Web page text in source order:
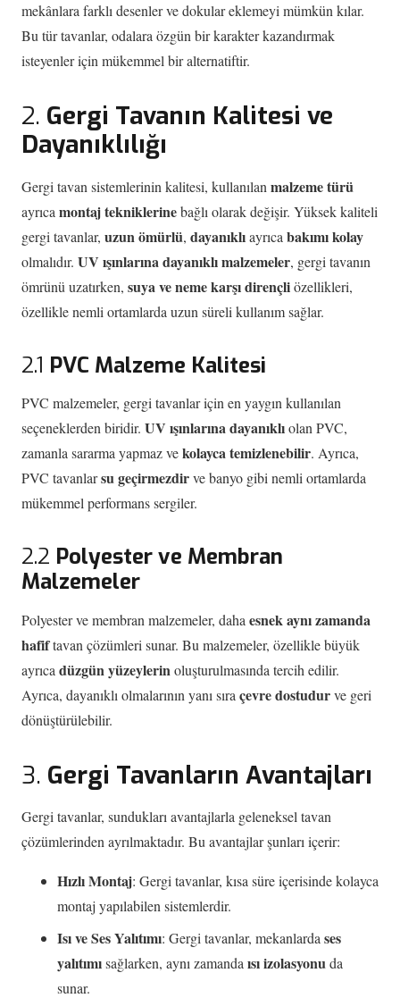
mekânlara farklı desenler ve dokular eklemeyi mümkün kılar.
Bu tür tavanlar, odalara özgün bir karakter kazandırmak
isteyenler için mükemmel bir alternatiftir.
2. Gergi Tavanın Kalitesi ve
Dayanıklılığı
Gergi tavan sistemlerinin kalitesi, kullanılan malzeme türü
ayrıca montaj tekniklerinebağlı olarak değişir. Yüksek kaliteli
gergi tavanlar, uzun ömürlü, dayanıklıayrıca bakımı kolay
olmalıdır. UV ışınlarına dayanıklı malzemeler, gergi tavanın
ömrünü uzatırken, suya ve neme karşı dirençliözellikleri,
özellikle nemli ortamlarda uzun süreli kullanım sağlar.
2.1 PVC Malzeme Kalitesi
PVC malzemeler, gergi tavanlar için en yaygın kullanılan
seçeneklerden biridir. UV ışınlarına dayanıklıolan PVC,
zamanla sararma yapmaz vekolayca temizlenebilir. Ayrıca,
PVC tavanlarsu geçirmezdirve banyo gibi nemli ortamlarda
mükemmel performans sergiler.
2.2 Polyester ve Membran
Malzemeler
Polyester ve membran malzemeler, daha esnek aynı zamanda
hafiftavan çözümleri sunar. Bu malzemeler, özellikle büyük
ayrıca düzgün yüzeylerin oluşturulmasında tercih edilir.
Ayrıca, dayanıklı olmalarının yanı sıra çevre dostudurve geri
dönüştürülebilir.
3. Gergi Tavanların Avantajları
Gergi tavanlar, sundukları avantajlarla geleneksel tavan
çözümlerinden ayrılmaktadır. Bu avantajlar şunları içerir:
Hızlı Montaj: Gergi tavanlar, kısa süre içerisinde kolayca
montaj yapılabilen sistemlerdir.
Isı ve Ses Yalıtımı: Gergi tavanlar, mekanlarda ses
yalıtımısağlarken, aynı zamanda ısı izolasyonuda
sunar.